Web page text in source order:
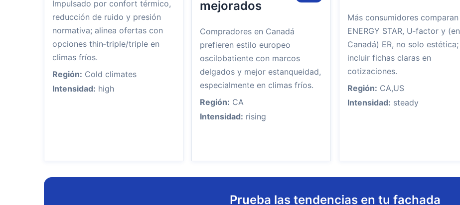
Impulsado por confort térmico,
reducción de ruido y presión
normativa; alinea ofertas con
opciones thin‑triple/triple en
climas fríos.
Región: Cold climates
Intensidad: high
mejorados
Compradores en Canadá
prefieren estilo europeo
oscilobatiente con marcos
delgados y mejor estanqueidad,
especialmente en climas fríos.
Región: CA
Intensidad: rising
Más consumidores comparan
ENERGY STAR, U‑factor y (en
Canadá) ER, no solo estética;
incluir fichas claras en
cotizaciones.
Región: CA,US
Intensidad: steady
Prueba las tendencias en tu fachada